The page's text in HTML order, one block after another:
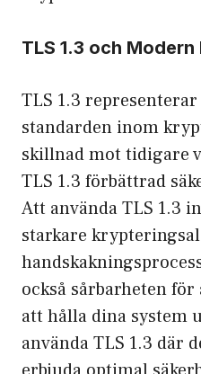
TLS 1.3 och
TLS 1.3 representerar
standarden inom
skillnad mot tidigare
TLS 1.3 förbättrad
Att använda TLS 1.3
starkare
också sårbarheten
att hålla dina system
använda TLS 1.3 där